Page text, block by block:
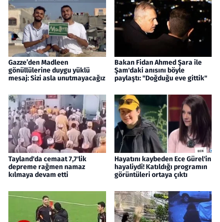
Gazze’den Madleen
gönüllülerine duygu yüklü
mesaj: Sizi asla unutmayacağız
Bakan Fidan Ahmed Şara ile
Şam'daki anısını böyle
paylaştı: "Doğduğu eve gittik"
Tayland'da cemaat 7,7'lik
depreme rağmen namaz
kılmaya devam etti
Hayatını kaybeden Ece Gürel'in
hayaliydi! Katıldığı programın
görüntüleri ortaya çıktı